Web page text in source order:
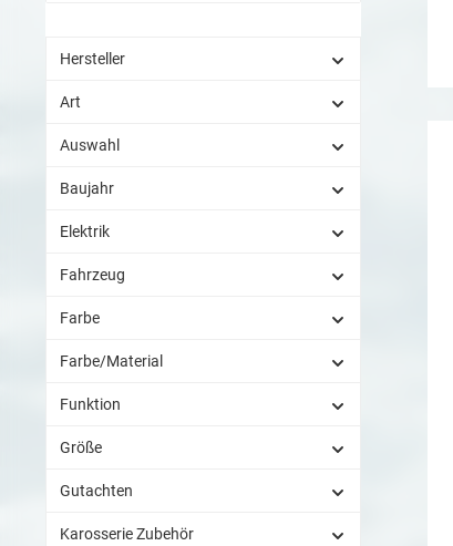
Hersteller
Art
Auswahl
Baujahr
Elektrik
Fahrzeug
Farbe
Farbe/Material
Funktion
Größe
Gutachten
Karosserie Zubehör